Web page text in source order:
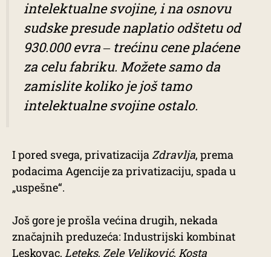
intelektualne svojine, i na osnovu
sudske presude naplatio odštetu od
930.000 evra ‒ trećinu cene plaćene
za celu fabriku. Možete samo da
zamislite koliko je još tamo
intelektualne svojine ostalo.
I pored svega, privatizacija Zdravlja, prema
podacima Agencije za privatizaciju, spada u
„uspešne“.
Još gore je prošla većina drugih, nekada
značajnih preduzeća: Industrijski kombinat
Leskovac, Leteks, Zele Veljković, Kosta